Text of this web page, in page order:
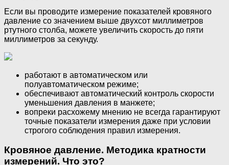
Если вы проводите измерение показателей кровяного
давление со значением выше двухсот миллиметров
ртутного столба, можете увеличить скорость до пяти
миллиметров за секунду.
работают в автоматическом или
полуавтоматическом режиме;
обеспечивают автоматический контроль скорости
уменьшения давления в манжете;
вопреки расхожему мнению не всегда гарантируют
точные показатели измерения даже при условии
строгого соблюдения правил измерения.
Кровяное давление. Методика кратности
измерений. Что это?